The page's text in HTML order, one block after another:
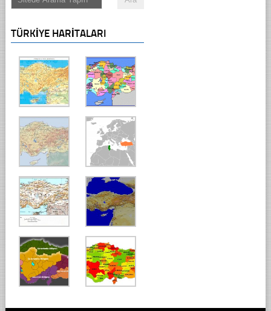
TÜRKIYE HARITALARI